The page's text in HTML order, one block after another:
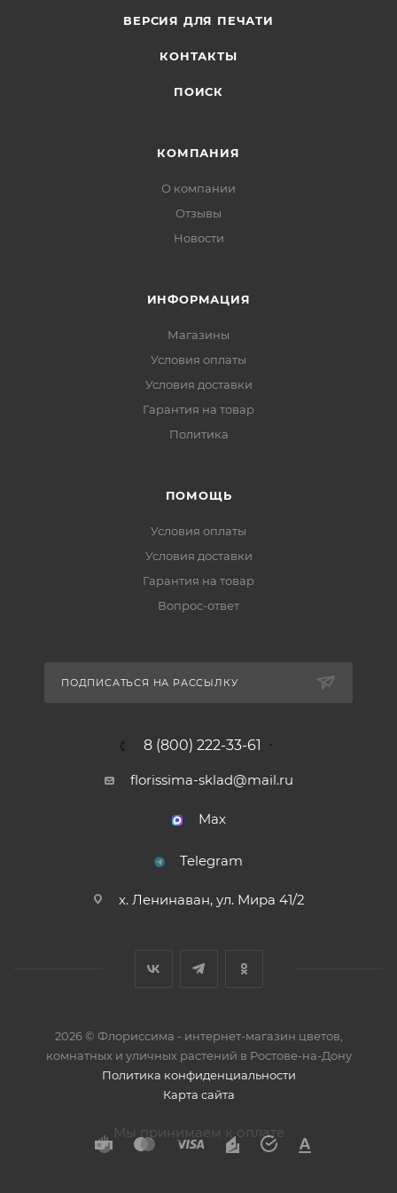
ВЕРСИЯ ДЛЯ ПЕЧАТИ
КОНТАКТЫ
ПОИСК
КОМПАНИЯ
О компании
Отзывы
Новости
ИНФОРМАЦИЯ
Магазины
Условия оплаты
Условия доставки
Гарантия на товар
Политика
ПОМОЩЬ
Условия оплаты
Условия доставки
Гарантия на товар
Вопрос-ответ
ПОДПИСАТЬСЯ НА РАССЫЛКУ
8 (800) 222-33-61
florissima-sklad@mail.ru
Max
Telegram
х. Ленинаван, ул. Мира 41/2
2026 © Флориссима - интернет-магазин цветов,
комнатных и уличных растений в Ростове-на-Дону
Политика конфиденциальности
Карта сайта
Мы принимаем к оплате